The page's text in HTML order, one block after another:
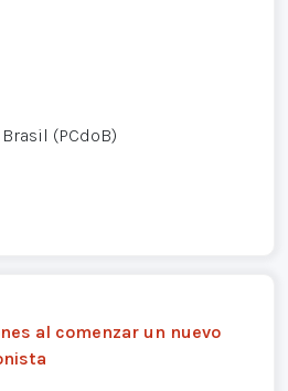
(PCdoB)
al comenzar un nuevo